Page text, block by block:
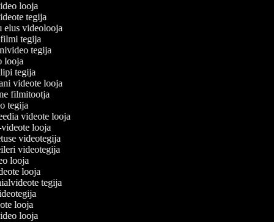
looja
tegija
elus videolooja
filmi tegija
tegija
looja
tegija
videote looja
filmitootja
tegija
videote looja
videote looja
videotegija
videotegija
looja
looja
tegija
looja
looja